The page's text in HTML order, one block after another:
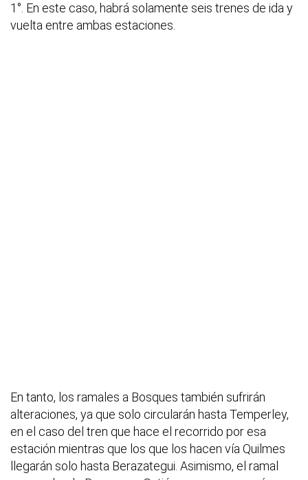
1°. En este caso, habrá solamente seis trenes de ida y
vuelta entre ambas estaciones.
En tanto, los ramales a Bosques también sufrirán
alteraciones, ya que solo circularán hasta Temperley,
en el caso del tren que hace el recorrido por esa
estación mientras que los que los hacen vía Quilmes
llegarán solo hasta Berazategui. Asimismo, el ramal